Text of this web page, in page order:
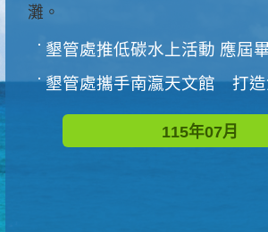
墾管處推低碳水上活動 應屆畢業
墾管處攜手南瀛天文館 打造沉浸
115年07月